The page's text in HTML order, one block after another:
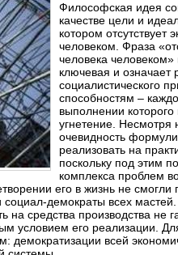
Философская идея
качестве цели и
котором отсутствует
человеком. Фраза
человека
ключевая и означает
социалистического
способностям –
выполнении
угнетение. Несмотря
очевидность
реализовать на
поскольку под этим
комплекса проблем
его в жизнь не смогли
демократы всех
средства производства не
условием его реализации.
демократизации всей